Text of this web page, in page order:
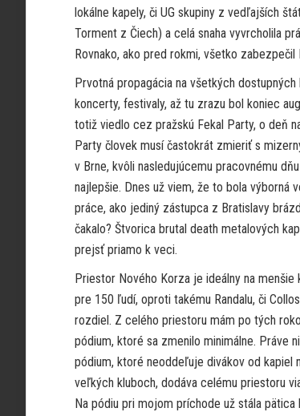
lokálne kapely, či UG skupiny z vedľajších
Torment z Čiech) a celá snaha vyvrcholila
Rovnako, ako pred rokmi, všetko zabezpečil
Prvotná propagácia na všetkých
koncerty, festivaly, až tu zrazu bol koniec
totiž viedlo cez pražskú Fekal Party, o deň
Party človek musí častokrát zmieriť s
v Brne, kvôli nasledujúcemu pracovnému
najlepšie. Dnes už viem, že to bola výborná
práce, ako jediný zástupca z Bratislavy
čakalo? Štvorica brutal death metalových
prejsť priamo k veci.
Priestor Nového Korza je ideálny na menšie
pre 150 ľudí, oproti takému Randalu, či
rozdiel. Z celého priestoru mám po tých
pódium, ktoré sa zmenilo minimálne. Práve
pódium, ktoré neoddeľuje divákov od kapiel
veľkých kluboch, dodáva celému priestoru
Na pódiu pri mojom príchode už stála pätica